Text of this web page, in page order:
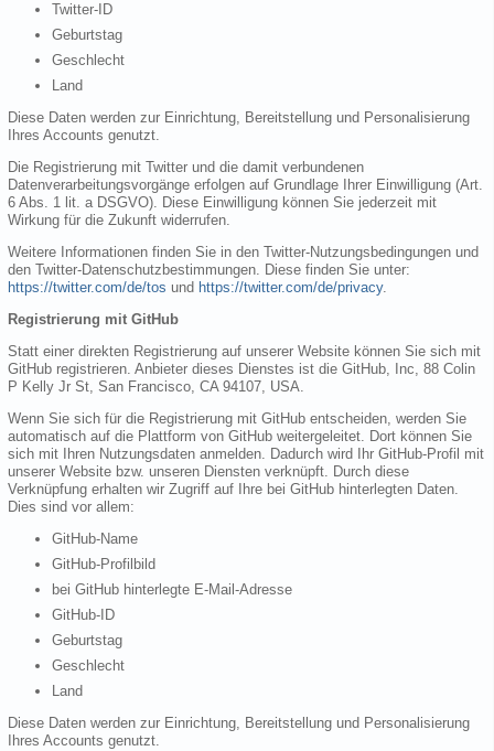
Twitter-ID
Geburtstag
Geschlecht
Land
Diese Daten werden zur Einrichtung, Bereitstellung und Personalisierung
Ihres Accounts genutzt.
Die Registrierung mit Twitter und die damit verbundenen
Datenverarbeitungsvorgänge erfolgen auf Grundlage Ihrer Einwilligung (Art.
6 Abs. 1 lit. a DSGVO). Diese Einwilligung können Sie jederzeit mit
Wirkung für die Zukunft widerrufen.
Weitere Informationen finden Sie in den Twitter-Nutzungsbedingungen und
den Twitter-Datenschutzbestimmungen. Diese finden Sie unter:
https://twitter.com/de/tos und https://twitter.com/de/privacy.
Registrierung mit GitHub
Statt einer direkten Registrierung auf unserer Website können Sie sich mit
GitHub registrieren. Anbieter dieses Dienstes ist die GitHub, Inc, 88 Colin
P Kelly Jr St, San Francisco, CA 94107, USA.
Wenn Sie sich für die Registrierung mit GitHub entscheiden, werden Sie
automatisch auf die Plattform von GitHub weitergeleitet. Dort können Sie
sich mit Ihren Nutzungsdaten anmelden. Dadurch wird Ihr GitHub-Profil mit
unserer Website bzw. unseren Diensten verknüpft. Durch diese
Verknüpfung erhalten wir Zugriff auf Ihre bei GitHub hinterlegten Daten.
Dies sind vor allem:
GitHub-Name
GitHub-Profilbild
bei GitHub hinterlegte E-Mail-Adresse
GitHub-ID
Geburtstag
Geschlecht
Land
Diese Daten werden zur Einrichtung, Bereitstellung und Personalisierung
Ihres Accounts genutzt.